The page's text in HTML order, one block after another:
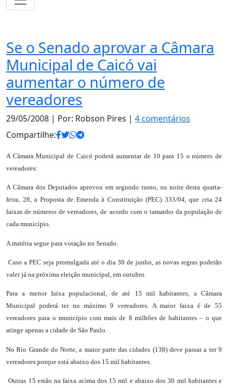
Se o Senado aprovar a Câmara
Municipal de Caicó vai
aumentar o número de
vereadores
29/05/2008 | Por: Robson Pires | 4 comentários
Compartilhe:
A Câmara Municipal de Caicó poderá aumentar de 10 para 15 o número de
vereadores:
A Câmara dos Deputados aprovou em segundo turno, na noite desta quarta-
feira, 28, a Proposta de Emenda à Constituição (PEC) 333/04, que cria 24
faixas de números de vereadores, de acordo com o tamanho da população de
cada município.
A matéria segue para votação no Senado.
Caso a PEC seja promulgada até o dia 30 de junho, as novas regras poderão
valer já na próxima eleição municipal, em outubro.
Para a menor faixa populacional, de até 15 mil habitantes, a Câmara
Municipal poderá ter no máximo 9 vereadores. A maior faixa é de 55
vereadores para o município com mais de 8 milhões de habitantes – o que
atinge apenas a cidade de São Paulo.
No Rio Grande do Norte, a maior parte das cidades (138) deve passar a ter 9
vereadores porque está abaixo dos 15 mil habitantes.
Outras 15 estão na faixa acima dos 15 mil e abaixo dos 30 mil habitantes e